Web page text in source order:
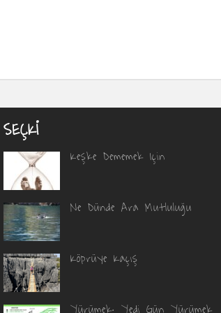
SEÇKI
Keşke Dememek Için
Ne Dünde Ara Mutluluğu
Köprüye Kaçış
Yürümek; Yedi Gün Yürümek